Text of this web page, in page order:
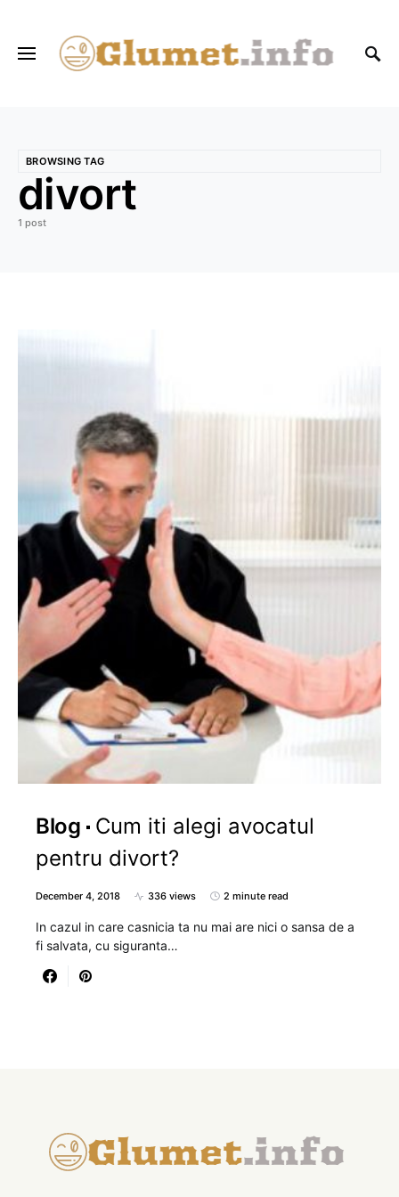
BROWSING TAG
divort
1 post
Blog
Cum iti alegi avocatul
pentru divort?
December 4, 2018 336 views 2 minute read
In cazul in care casnicia ta nu mai are nici o sansa de a
fi salvata, cu siguranta…